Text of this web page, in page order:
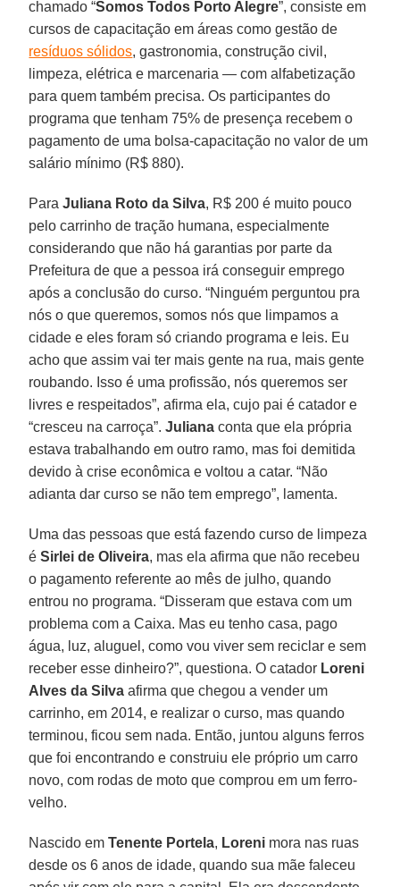
chamado “Somos Todos Porto Alegre”, consiste em
cursos de capacitação em áreas como gestão de
resíduos sólidos, gastronomia, construção civil,
limpeza, elétrica e marcenaria — com alfabetização
para quem também precisa. Os participantes do
programa que tenham 75% de presença recebem o
pagamento de uma bolsa-capacitação no valor de um
salário mínimo (R$ 880).
ParaJuliana Roto da Silva, R$ 200 é muito pouco
pelo carrinho de tração humana, especialmente
considerando que não há garantias por parte da
Prefeitura de que a pessoa irá conseguir emprego
após a conclusão do curso. “Ninguém perguntou pra
nós o que queremos, somos nós que limpamos a
cidade e eles foram só criando programa e leis. Eu
acho que assim vai ter mais gente na rua, mais gente
roubando. Isso é uma profissão, nós queremos ser
livres e respeitados”, afirma ela, cujo pai é catador e
“cresceu na carroça”.Juliana conta que ela própria
estava trabalhando em outro ramo, mas foi demitida
devido à crise econômica e voltou a catar. “Não
adianta dar curso se não tem emprego”, lamenta.
Uma das pessoas que está fazendo curso de limpeza
éSirlei de Oliveira, mas ela afirma que não recebeu
o pagamento referente ao mês de julho, quando
entrou no programa. “Disseram que estava com um
problema com a Caixa. Mas eu tenho casa, pago
água, luz, aluguel, como vou viver sem reciclar e sem
receber esse dinheiro?”, questiona. O catador Loreni
Alves da Silva afirma que chegou a vender um
carrinho, em 2014, e realizar o curso, mas quando
terminou, ficou sem nada. Então, juntou alguns ferros
que foi encontrando e construiu ele próprio um carro
novo, com rodas de moto que comprou em um ferro-
velho.
Nascido emTenente Portela, Loreni mora nas ruas
desde os 6 anos de idade, quando sua mãe faleceu